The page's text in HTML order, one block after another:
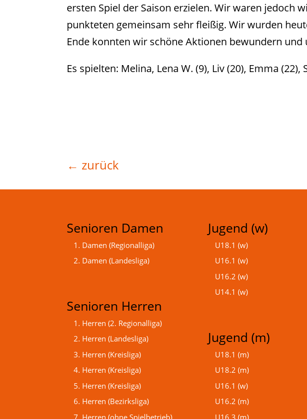
ersten Spiel der Saison erzielen. Wir waren jedoch
punkteten gemeinsam sehr fleißig. Wir wurden
Ende konnten wir schöne Aktionen bewundern
Es spielten: Melina, Lena W. (9), Liv (20), Emma
← zurück
Senioren Damen
1. Damen (Regionalliga)
2. Damen (Landesliga)
Senioren Herren
1. Herren (2. Regionalliga)
2. Herren (Landesliga)
3. Herren (Kreisliga)
4. Herren (Kreisliga)
5. Herren (Kreisliga)
6. Herren (Bezirksliga)
7. Herren (ohne Spielbetrieb)
Jugend (w)
U18.1 (w)
U16.1 (w)
U16.2 (w)
U14.1 (w)
Jugend (m)
U18.1 (m)
U18.2 (m)
U16.1 (w)
U16.2 (m)
U16.3 (m)